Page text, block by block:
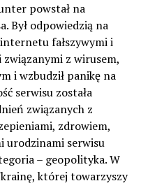
powstał na
Był odpowiedzią na
fałszywymi i
z wirusem,
i wzbudził panikę na
serwisu została
związanych z
zdrowiem,
urodzinami serwisu
– geopolityka. W
której towarzyszy